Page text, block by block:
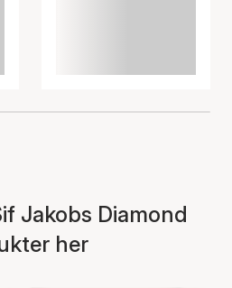
Jakobs Diamond
her